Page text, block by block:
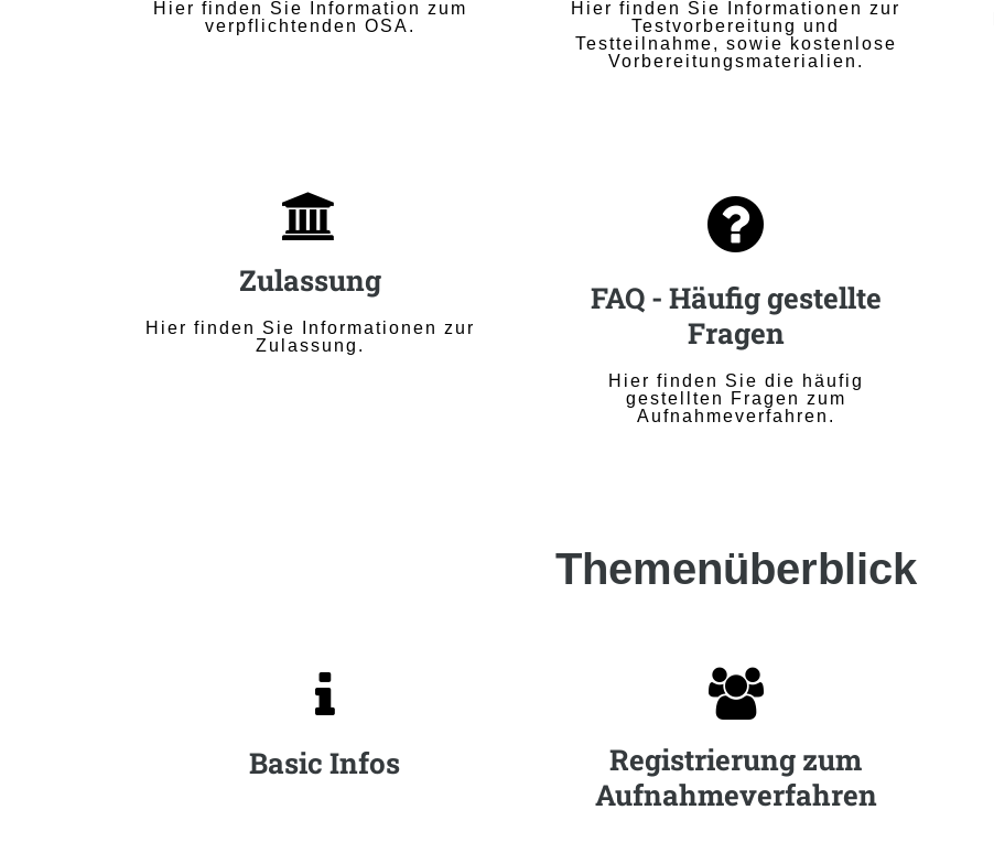
Hier finden Sie Information zum
verpflichtenden OSA.
Hier finden Sie Informationen zur
Testvorbereitung und
Testteilnahme, sowie kostenlose
Vorbereitungsmaterialien.

Zulassung
Hier finden Sie Informationen zur
Zulassung.

FAQ - Häufig gestellte
Fragen
Hier finden Sie die häufig
gestellten Fragen zum
Aufnahmeverfahren.
Themenüberblick

Basic Infos

Registrierung zum
Aufnahmeverfahren